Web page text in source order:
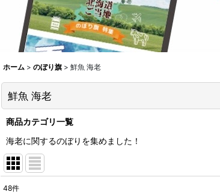
ホーム > のぼり旗 > 鮮魚 海老
鮮魚 海老
商品カテゴリ一覧
海老に関するのぼりを集めました！
48件